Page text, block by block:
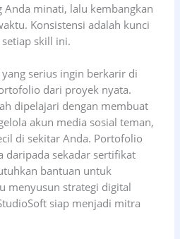
Anda minati, lalu kembangkan
Konsistensi adalah kunci
skill ini.
serius ingin berkarir di
dari proyek nyata.
dipelajari dengan membuat
akun media sosial teman,
di sekitar Anda. Portofolio
daripada sekadar sertifikat
bantuan untuk
menyusun strategi digital
siap menjadi mitra